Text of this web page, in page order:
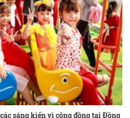
sáng kiến vì cộng đồng tại Đồng